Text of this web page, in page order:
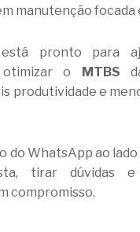
manutenção focada
pronto para
o MTBS
produtividade e
do WhatsApp ao
tirar dúvidas
compromisso.